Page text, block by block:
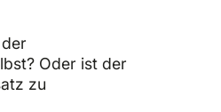
Oder ist der
zu